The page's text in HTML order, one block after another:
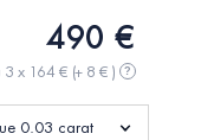
490 €
3 x 164 € (+ 8 € ) ?
0.03 carat